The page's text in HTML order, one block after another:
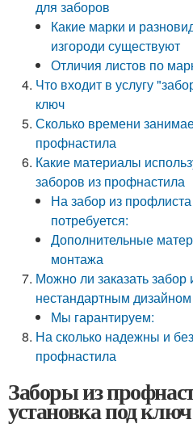
для заборов
Какие марки и
изгороди существуют
Отличия листов по
Что входит в услугу
ключ
Сколько времени
профнастила
Какие материалы
заборов из профнастила
На забор из
потребуется:
Дополнительные
монтажа
Можно ли заказать
нестандартным дизайном
Мы гарантируем:
На сколько надежны и
профнастила
Заборы из
установка под ключ